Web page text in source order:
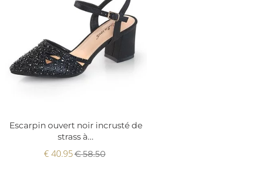
Escarpin ouvert noir incrusté de
strass à...
€ 40.95 € 58.50